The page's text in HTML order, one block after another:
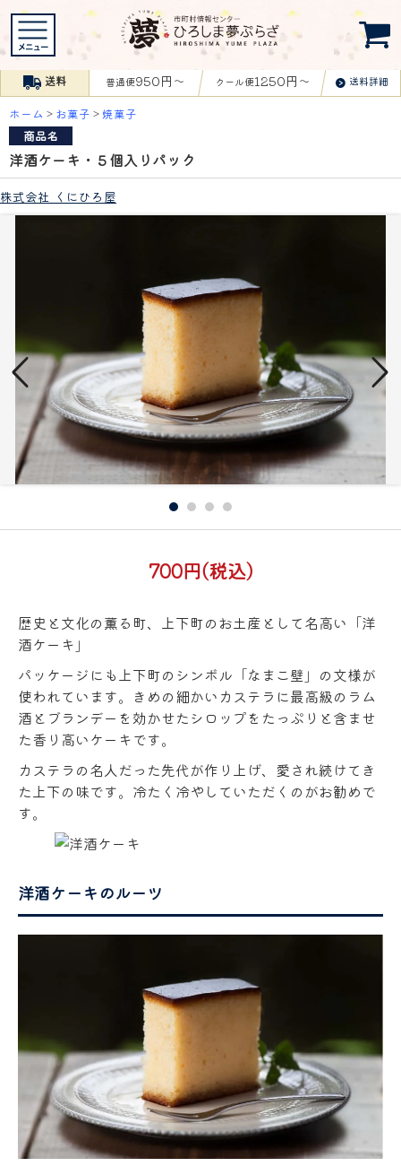
送料 普通便950円〜 クール便1250円〜 送料詳細
ホーム > お菓子 > 焼菓子
商品名
洋酒ケーキ・５個入りパック
株式会社 くにひろ屋
700円(税込)
歴史と文化の薫る町、上下町のお土産として名高い「洋
酒ケーキ」
パッケージにも上下町のシンボル「なまこ壁」の文様が
使われています。きめの細かいカステラに最高級のラム
酒とブランデーを効かせたシロップをたっぷりと含ませ
た香り高いケーキです。
カステラの名人だった先代が作り上げ、愛され続けてき
た上下の味です。冷たく冷やしていただくのがお勧めで
す。
洋酒ケーキのルーツ